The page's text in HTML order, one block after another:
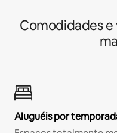
Comodidades
Aluguéis por